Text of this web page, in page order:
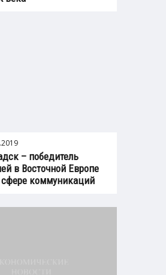
– победитель
в Восточной Европе
коммуникаций